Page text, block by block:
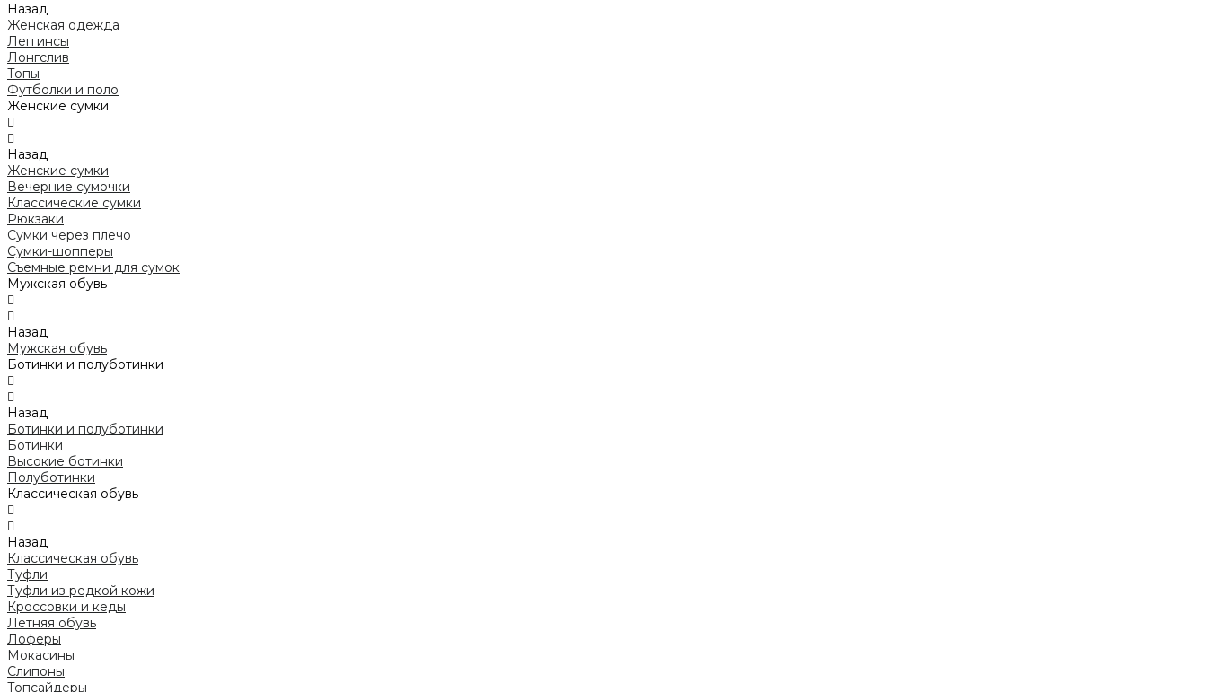
Назад
Женская одежда
Леггинсы
Лонгслив
Топы
Футболки и поло
Женские сумки
Назад
Женские сумки
Вечерние сумочки
Классические сумки
Рюкзаки
Сумки через плечо
Сумки-шопперы
Съемные ремни для сумок
Мужская обувь
Назад
Мужская обувь
Ботинки и полуботинки
Назад
Ботинки и полуботинки
Ботинки
Высокие ботинки
Полуботинки
Классическая обувь
Назад
Классическая обувь
Туфли
Туфли из редкой кожи
Кроссовки и кеды
Летняя обувь
Лоферы
Мокасины
Слипоны
Топсайдеры